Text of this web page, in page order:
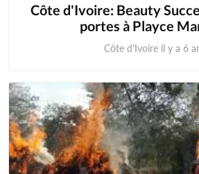
Côte d'Ivoire: Beauty
portes à Playce
Côte d'Ivoire il y a 6